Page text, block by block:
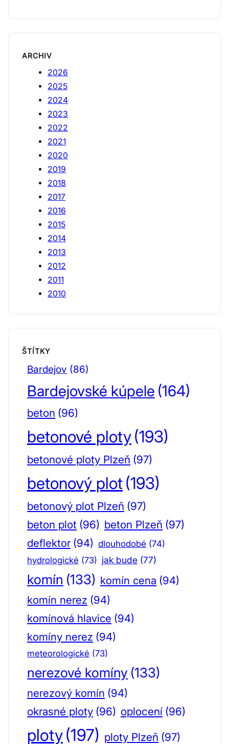
ARCHIV
2026
2025
2024
2023
2022
2021
2020
2019
2018
2017
2016
2015
2014
2013
2012
2011
2010
ŠTÍTKY
Bardejov (86)
Bardejovské kúpele (164)
beton (96)
betonové ploty(193)
betonové ploty Plzeň (97)
betonový plot (193)
betonový plot Plzeň (97)
beton plot (96) beton Plzeň (97)
deflektor (94) dlouhodobé (74)
hydrologické (73) jak bude (77)
komín (133) komín cena (94)
komín nerez (94)
komínová hlavice (94)
komíny nerez (94)
meteorologické (73)
nerezové komíny (133)
nerezový komín (94)
okrasné ploty (96) oplocení (96)
ploty(197) ploty Plzeň (97)